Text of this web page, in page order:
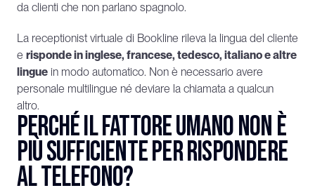
da clienti che non parlano spagnolo.
La receptionist virtuale di Bookline rileva la lingua del cliente
e risponde in inglese, francese, tedesco, italiano e altre
lingue in modo automatico. Non è necessario avere
personale multilingue né deviare la chiamata a qualcun
altro.
Perché il fattore umano non è
più sufficiente per rispondere
al telefono?